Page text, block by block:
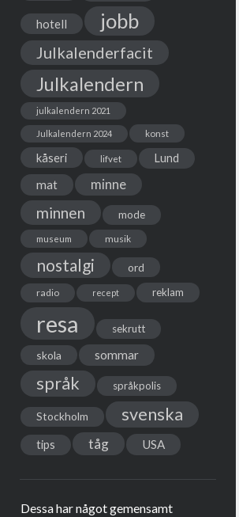
hotell jobb
Julkalenderfacit
Julkalendern
julkalendern 2021
Julkalendern 2024 konst
kåseri lifvet Lund
mat minne
minnen mode
museum musik
nostalgi ord
radio recept reklam
resa sekrutt
skola sommar
språk språkpolis
Stockholm svenska
tips tåg USA
Dessa har något gemensamt